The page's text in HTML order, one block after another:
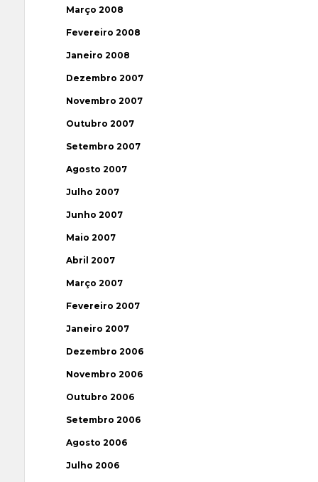
Março 2008
Fevereiro 2008
Janeiro 2008
Dezembro 2007
Novembro 2007
Outubro 2007
Setembro 2007
Agosto 2007
Julho 2007
Junho 2007
Maio 2007
Abril 2007
Março 2007
Fevereiro 2007
Janeiro 2007
Dezembro 2006
Novembro 2006
Outubro 2006
Setembro 2006
Agosto 2006
Julho 2006